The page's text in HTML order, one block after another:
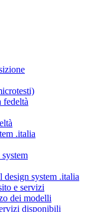
fedeltà
.italia
system .italia
e servizi
dei modelli
disponibili